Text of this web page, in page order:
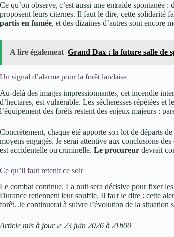
Ce qu’on observe, c’est aussi une entraide spontanée
proposent leurs citernes. Il faut le dire, cette solidarité
partis en fumée, et des dizaines d’autres sont encore
A lire également Grand Dax : la future salle de
Un signal d’alarme pour la forêt landaise
Au-delà des images impressionnantes, cet incendie
d’hectares, est vulnérable. Les sécheresses répétées
l’équipement des forêts restent des enjeux majeurs :
Concrètement, chaque été apporte son lot de départs
moyens engagés. Je serai attentive aux conclusions
est accidentelle ou criminelle. Le procureur devrait
Ce qu’il faut retenir ce soir
Le combat continue. La nuit sera décisive pour fixer
Durance retiennent leur souffle. Il faut le dire : cette
forêt. Je continuerai à suivre l’évolution de la situation
Article mis à jour le 23 juin 2026 à 21h00